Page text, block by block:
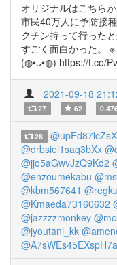
オリジナルはこちら
市民40万人に予防接
クチン持って行った
すごく面白かった。
(◍•ᴗ•◍) https://t.co/
2021-09-18
27 62
28
@drbsiel1saq3bXx
@jjo5aGwvJzQ9Kd2
@enzoumekabu
@kbm567641
@Kmaeda73160632
@jazzzzmonkey
@jyoutani_kk
@A7sWEs45EXspH7a